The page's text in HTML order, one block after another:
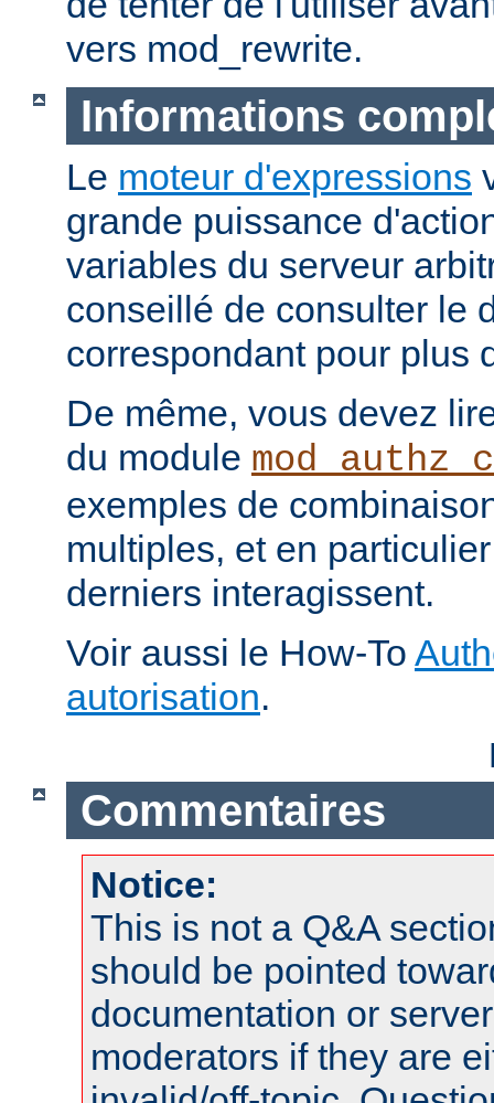
vers mod_rewrite.
Informations
Le moteur d'expressions
grande puissance
variables du serveur
conseillé de consulter le
correspondant pour plus
De même, vous devez
du module
exemples de
multiples, et en
derniers interagissent.
Voir aussi le How-To
autorisation.
Commentaires
Notice:
This is not a Q&A
should be pointed
documentation or
moderators if they are